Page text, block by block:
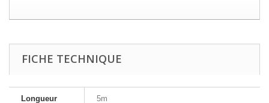
FICHE TECHNIQUE
Longueur 5m